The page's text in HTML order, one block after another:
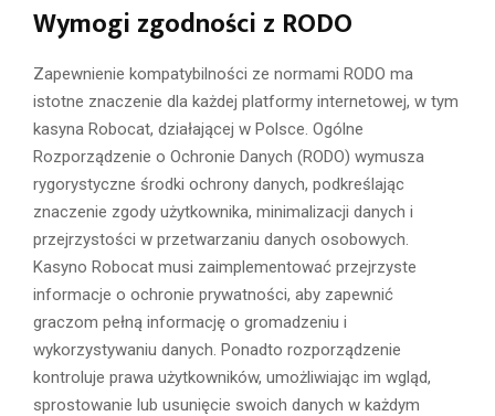
Wymogi zgodności z RODO
Zapewnienie kompatybilności ze normami RODO ma
istotne znaczenie dla każdej platformy internetowej, w tym
kasyna Robocat, działającej w Polsce. Ogólne
Rozporządzenie o Ochronie Danych (RODO) wymusza
rygorystyczne środki ochrony danych, podkreślając
znaczenie zgody użytkownika, minimalizacji danych i
przejrzystości w przetwarzaniu danych osobowych.
Kasyno Robocat musi zaimplementować przejrzyste
informacje o ochronie prywatności, aby zapewnić
graczom pełną informację o gromadzeniu i
wykorzystywaniu danych. Ponadto rozporządzenie
kontroluje prawa użytkowników, umożliwiając im wgląd,
sprostowanie lub usunięcie swoich danych w każdym